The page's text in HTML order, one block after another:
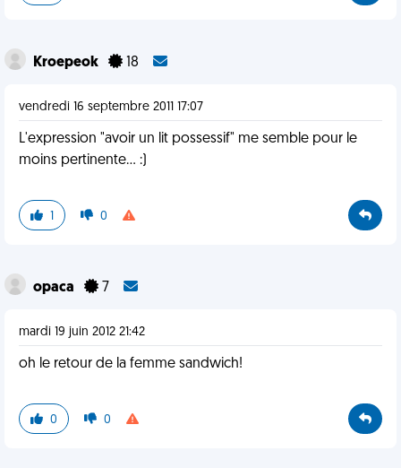
Kroepeok 18
vendredi 16 septembre 2011 17:07
L'expression "avoir un lit possessif" me semble pour le
moins pertinente... :)
1 0
opaca 7
mardi 19 juin 2012 21:42
oh le retour de la femme sandwich!
0 0